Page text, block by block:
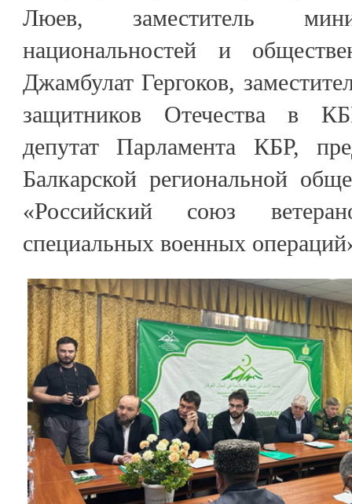
Люев, заместитель
национальностей и
Джамбулат Гергоков,
защитников Отечества в
депутат Парламента КБР,
Балкарской региональной
«Российский союз
специальных военных